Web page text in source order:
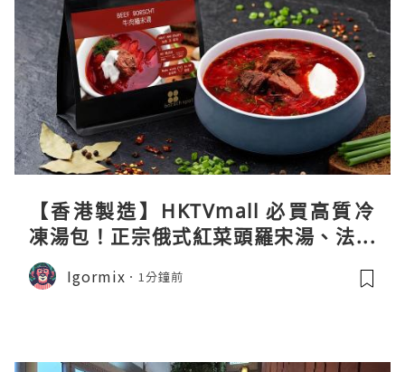
【香港製造】HKTVmall 必買高質冷
凍湯包！正宗俄式紅菜頭羅宋湯、法式
龍蝦濃湯與生酮膠原蛋白骨頭湯全攻略
Igormix 1分鐘前